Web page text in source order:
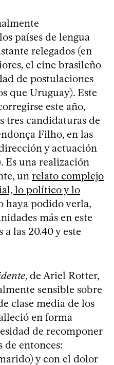
países de lengua
relegados (en
el cine brasileño
de postulaciones
que Uruguay). Este
este año,
tres candidaturas de
Filho, en las
y actuación
Es una realización
un relato complejo
lo político y lo
haya podido verla,
más en este
las 20.40 y este
, de Ariel Rotter,
sensible sobre
clase media de los
en forma
de recomponer
de entonces:
y con el dolor